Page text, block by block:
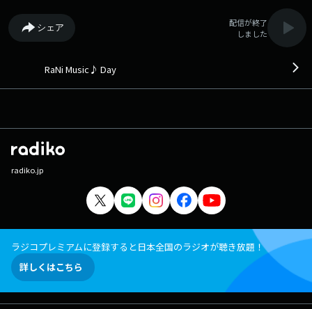
12:24 SLEEPWALK/ヒトリエ (2019年) 12:29 晴る/ヨルシカ (2024年)
12:33 You Give Good Love/Whitney Houston (1985年) 12:37 さよならな
んかは言わせない/B'z (1992年) 12:41 Butter/BTS (2021年) 12:44
Cherry Bomb/Circa Waves (2025年) 12:55 Feel So Bright/三浦大知 (2026
年) 13:32 Just the Two of Us/Grover Washington, Jr. (1981年) 13:36 水
13:41 I Can Dream About You/Dan Hartman (1984年) 13:45 Wild Wild
Love feat. G.R.L./Pitbull (2014年) 13:49 ego of a man/Mikayla Geier
(2025年) 13:51 タラレバ/MACO (2018年) 13:56 When I Looked at
Him/Expose (1989年) 14:00 リセット/向井太一 (2018年) 14:04 Get
Out/CHVRCHES (2018年) 14:09 LOVE SONG/Justin Bieber (2025年)
14:12 あなたに恋をしてみました/chay (2015年) 14:16 Caribbean
Blue/Enya (1991年) 14:20 生きがい/SUPER BEAVER (2025年) 14:25
Strawberry Fields Forever/The Beatles (1967年) 14:29 コトノハ/tuki.
(2026年) 14:33 Stitches/Shawn Mendes (2015年) 14:36 花束/back
number (2011年) 14:41 HYPNOTIZE/XG (2026年) 14:44 Make Me
シェア
配信が終了
しました
RaNi Music♪ Day
radiko.jp
ラジコプレミアムに登録すると日本全国のラジオが聴き放題！
詳しくはこちら